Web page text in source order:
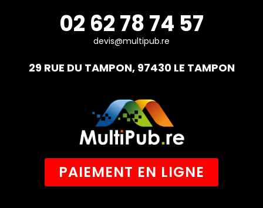
02 62 78 74 57
devis@multipub.re
29 RUE DU TAMPON, 97430 LE TAMPON
PAIEMENT EN LIGNE